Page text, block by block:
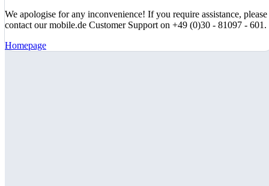
We apologise for any inconvenience! If you require assistance, please
contact our mobile.de Customer Support on +49 (0)30 - 81097 - 601.
Homepage